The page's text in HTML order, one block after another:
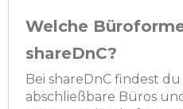
Welche
shareDnC?
Bei shareDnC findest
abschließbare Büros